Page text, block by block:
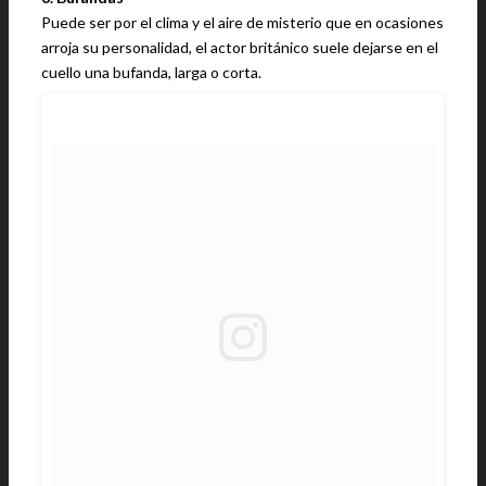
Puede ser por el clima y el aire de misterio que en ocasiones
arroja su personalidad, el actor británico suele dejarse en el
cuello una bufanda, larga o corta.